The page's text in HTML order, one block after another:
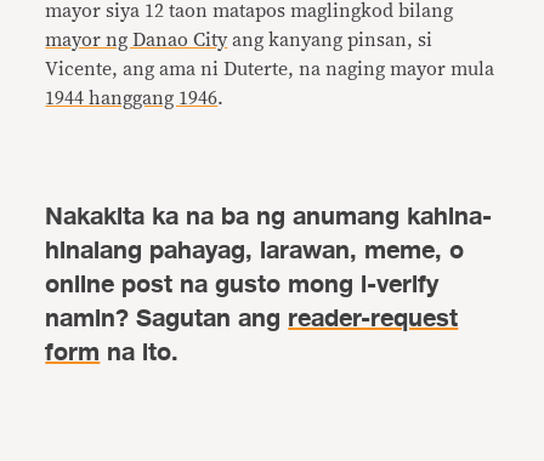
mayor siya 12 taon matapos maglingkod bilang
mayor ng Danao City ang kanyang pinsan, si
Vicente, ang ama ni Duterte, na naging mayor mula
1944 hanggang 1946.
Nakakita ka na ba ng anumang kahina-
hinalang pahayag, larawan, meme, o
online post na gusto mong i-verify
namin? Sagutan angreader-request
formna ito.